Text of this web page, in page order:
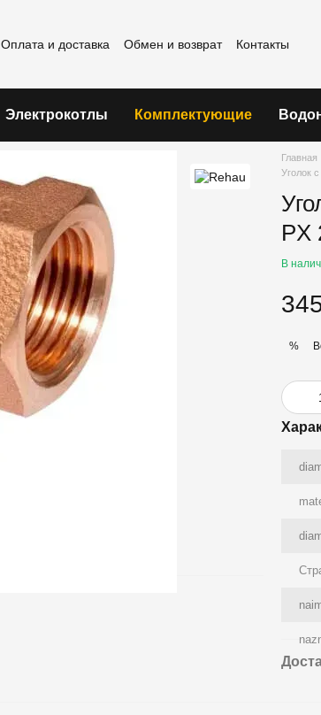
Оплата и доставка Обмен и возврат
Контакты
Электрокотлы Комплектующие
Главная
Уголок
PX
В
%